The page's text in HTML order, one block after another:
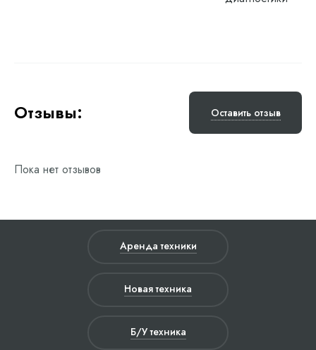
Отзывы: Оставить отзыв
Пока нет отзывов
Аренда техники
Новая техника
Б/У техника